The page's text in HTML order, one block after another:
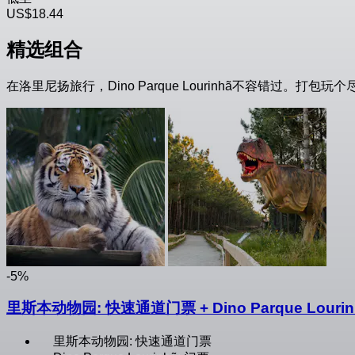
US$18.44
精选组合
在洛里尼扬旅行，Dino Parque Lourinhã不容错过。打包玩个
-5%
里斯本动物园: 快速通道门票 + Dino Parque
里斯本动物园: 快速通道门票